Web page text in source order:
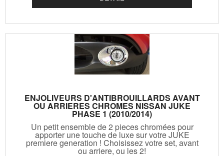
ENJOLIVEURS D'ANTIBROUILLARDS AVANT
OU ARRIERES CHROMES NISSAN JUKE
PHASE 1 (2010/2014)
Un petit ensemble de 2 pieces chromées pour
apporter une touche de luxe sur votre JUKE
premiere generation ! Choisissez votre set, avant
ou arriere, ou les 2!